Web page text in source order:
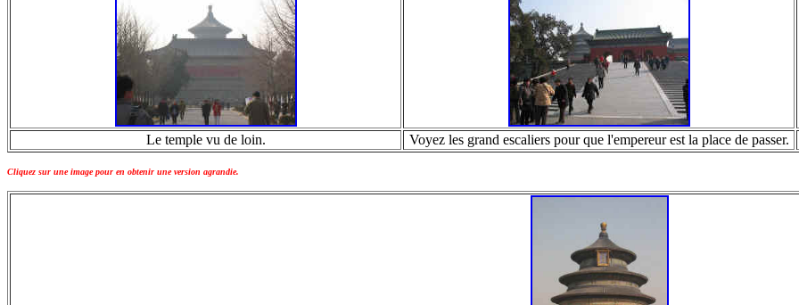
Le temple vu de loin. Voyez les grand escaliers pour que l'empereur est la place de passer.
Cliquez sur une image pour en obtenir une version agrandie.